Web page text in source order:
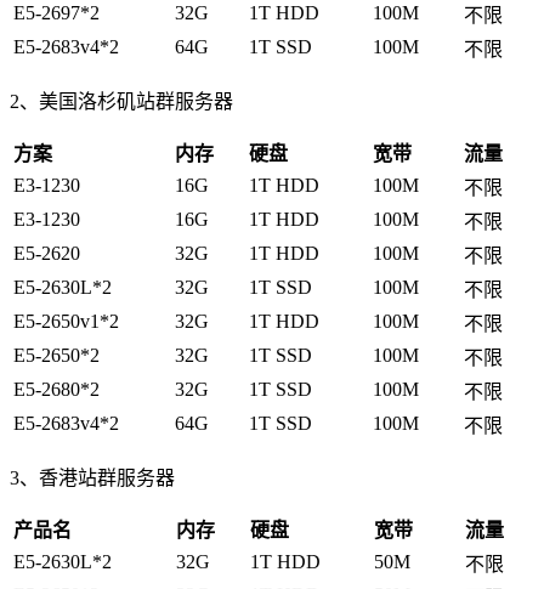
E5-2697*2
32G 1T HDD 100M
不限
E5-2683v4*2
64G 1T SSD 100M 不限
2、美国洛杉矶站群服务器
方案 内存 硬盘 宽带
流量
E3-1230
16G 1T HDD 100M
不限
E3-1230
16G 1T HDD 100M
不限
E5-2620
32G 1T HDD 100M
不限
E5-2630L*2
32G 1T SSD 100M
不限
E5-2650v1*2
32G 1T HDD 100M
不限
E5-2650*2
32G 1T SSD 100M
不限
E5-2680*2
32G 1T SSD 100M
不限
E5-2683v4*2
64G 1T SSD 100M 不限
3、香港站群服务器
产品名 内存 硬盘 宽带
流量
E5-2630L*2
32G 1T HDD 50M
不限